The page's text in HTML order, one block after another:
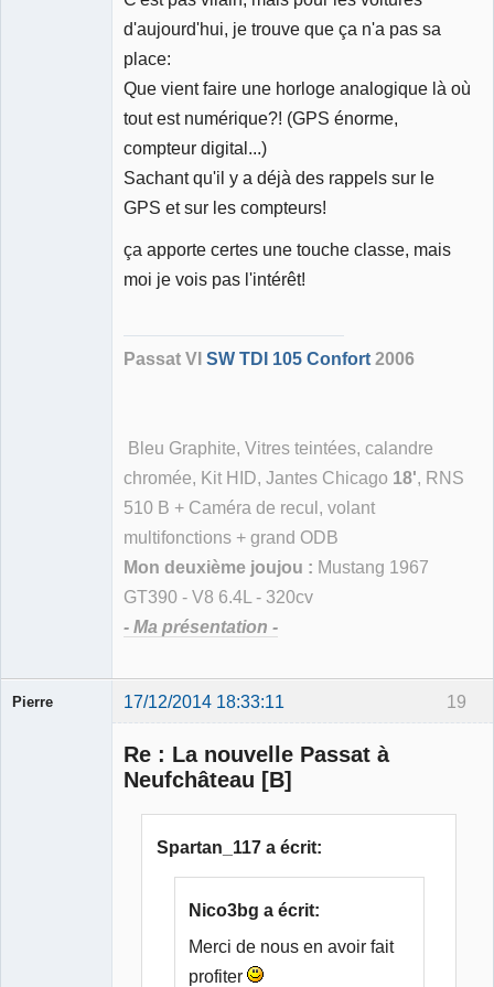
d'aujourd'hui, je trouve que ça n'a pas sa
place:
Que vient faire une horloge analogique là où
tout est numérique?! (GPS énorme,
compteur digital...)
Sachant qu'il y a déjà des rappels sur le
GPS et sur les compteurs!
ça apporte certes une touche classe, mais
moi je vois pas l'intérêt!
Passat VI SW TDI 105 Confort 2006
Bleu Graphite, Vitres teintées, calandre
chromée, Kit HID, Jantes Chicago 18', RNS
510 B + Caméra de recul, volant
multifonctions + grand ODB
Mon deuxième joujou : Mustang 1967
GT390 - V8 6.4L - 320cv
- Ma présentation -
19
Pierre 17/12/2014 18:33:11
Re : La nouvelle Passat à
Neufchâteau [B]
Spartan_117 a écrit:
Nico3bg a écrit:
Merci de nous en avoir fait
profiter